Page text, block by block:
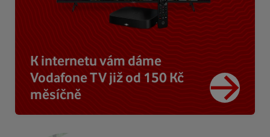
K internetu vám dáme
Vodafone TV již od 150 Kč
měsíčně